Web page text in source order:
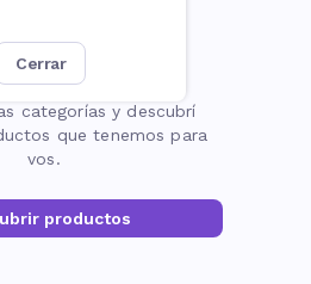
cerrar
no existe
categorías y descubrí
que tenemos para
vos.
productos